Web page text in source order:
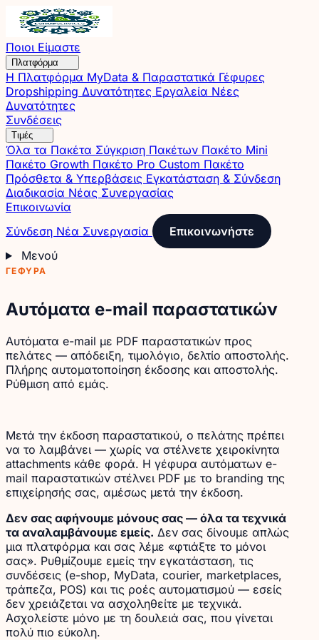
Ποιοι Είμαστε
Πλατφόρμα
Η Πλατφόρμα MyData & Παραστατικά Γέφυρες
Dropshipping Δυνατότητες Εργαλεία Νέες
Δυνατότητες
Συνδέσεις
Τιμές
Όλα τα Πακέτα Σύγκριση Πακέτων Πακέτο Mini
Πακέτο Growth Πακέτο Pro Custom Πακέτο
Πρόσθετα & Υπερβάσεις Εγκατάσταση & Σύνδεση
Διαδικασία Νέας Συνεργασίας
Επικοινωνία
Σύνδεση Νέα Συνεργασία
Επικοινωνήστε
Μενού
ΓΈΦΥΡΑ
Αυτόματα e-mail παραστατικών
Αυτόματα e-mail με PDF παραστατικών προς
πελάτες — απόδειξη, τιμολόγιο, δελτίο αποστολής.
Πλήρης αυτοματοποίηση έκδοσης και αποστολής.
Ρύθμιση από εμάς.
Μετά την έκδοση παραστατικού, ο πελάτης πρέπει
να το λαμβάνει — χωρίς να στέλνετε χειροκίνητα
attachments κάθε φορά. Η γέφυρα αυτόματων e-
mail παραστατικών στέλνει PDF με το branding της
επιχείρησής σας, αμέσως μετά την έκδοση.
Δεν σας αφήνουμε μόνους σας — όλα τα τεχνικά
τα αναλαμβάνουμε εμείς. Δεν σας δίνουμε απλώς
μια πλατφόρμα και σας λέμε «φτιάξτε το μόνοι
σας». Ρυθμίζουμε εμείς την εγκατάσταση, τις
συνδέσεις (e-shop, MyData, courier, marketplaces,
τράπεζα, POS) και τις ροές αυτοματισμού — εσείς
δεν χρειάζεται να ασχοληθείτε με τεχνικά.
Ασχολείστε μόνο με τη δουλειά σας, που γίνεται
πολύ πιο εύκολη.